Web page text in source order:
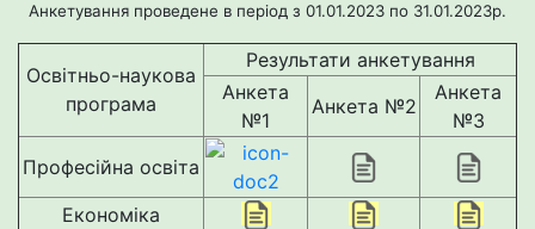
Анкетування проведене в період з 01.01.2023 по 31.01.2023р.
Освітньо-наукова
програма
Результати анкетування
Анкета
№1
Анкета №2
Анкета
№3
Професійна освіта
Економіка